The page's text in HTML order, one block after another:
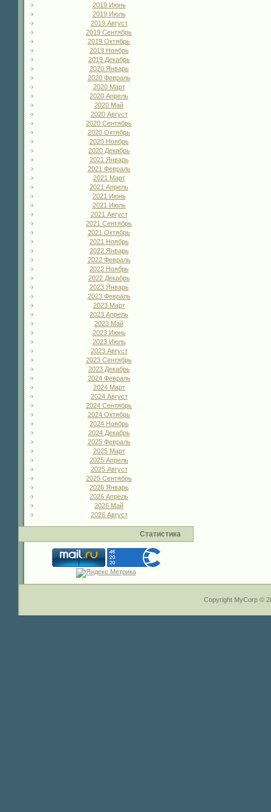
2019 Июнь
2019 Июль
2019 Август
2019 Сентябрь
2019 Октябрь
2019 Ноябрь
2019 Декабрь
2020 Январь
2020 Февраль
2020 Март
2020 Апрель
2020 Май
2020 Август
2020 Сентябрь
2020 Октябрь
2020 Ноябрь
2020 Декабрь
2021 Январь
2021 Февраль
2021 Март
2021 Апрель
2021 Июнь
2021 Июль
2021 Август
2021 Сентябрь
2021 Октябрь
2021 Ноябрь
2022 Январь
2022 Февраль
2022 Ноябрь
2022 Декабрь
2023 Январь
2023 Февраль
2023 Март
2023 Апрель
2023 Май
2023 Июнь
2023 Июль
2023 Август
2023 Сентябрь
2023 Декабрь
2024 Февраль
2024 Март
2024 Август
2024 Сентябрь
2024 Октябрь
2024 Ноябрь
2024 Декабрь
2025 Февраль
2025 Март
2025 Апрель
2025 Август
2025 Сентябрь
2026 Январь
2026 Апрель
2026 Май
2026 Август
Статистика
Copyright MyCorp ©